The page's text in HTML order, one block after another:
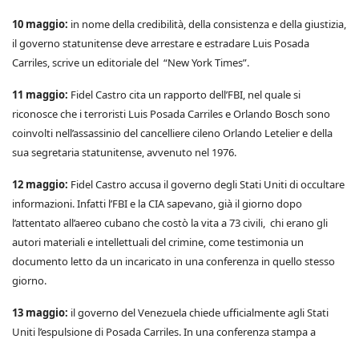
10 maggio: in nome della credibilità, della consistenza e della giustizia,
il governo statunitense deve arrestare e estradare Luis Posada
Carriles, scrive un editoriale del “New York Times”.
11 maggio: Fidel Castro cita un rapporto dell’FBI, nel quale si
riconosce che i terroristi Luis Posada Carriles e Orlando Bosch sono
coinvolti nell’assassinio del cancelliere cileno Orlando Letelier e della
sua segretaria statunitense, avvenuto nel 1976.
12 maggio: Fidel Castro accusa il governo degli Stati Uniti di occultare
informazioni. Infatti l’FBI e la CIA sapevano, già il giorno dopo
l’attentato all’aereo cubano che costò la vita a 73 civili, chi erano gli
autori materiali e intellettuali del crimine, come testimonia un
documento letto da un incaricato in una conferenza in quello stesso
giorno.
13 maggio: il governo del Venezuela chiede ufficialmente agli Stati
Uniti l’espulsione di Posada Carriles. In una conferenza stampa a